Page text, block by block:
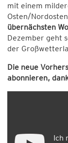
mit einem
Osten/
übernächsten
Dezember geht
der
Die neue
abonnieren,
Ich